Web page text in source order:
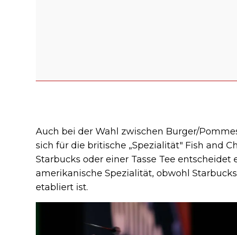
Auch bei der Wahl zwischen Burger/
sich für die britische „Spezialität" Fish and
Starbucks oder einer Tasse Tee
amerikanische Spezialität, obwohl
etabliert ist.